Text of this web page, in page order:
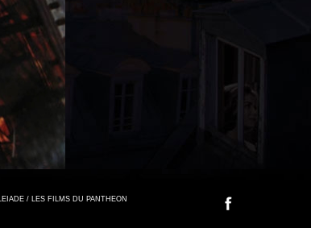
/ LES FILMS DU PANTHEON